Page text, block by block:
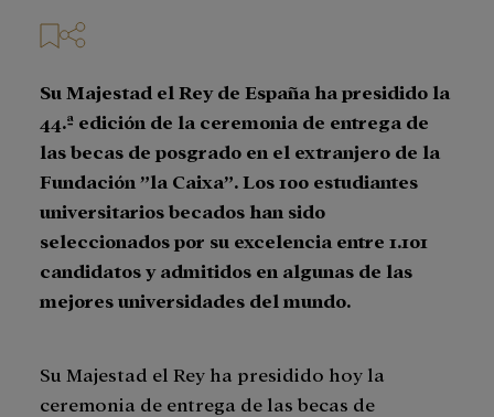
Su Majestad el Rey de España ha presidido la
44.ª edición de la ceremonia de entrega de
las becas de posgrado en el extranjero de la
Fundación ”la Caixa”. Los 100 estudiantes
universitarios becados han sido
seleccionados por su excelencia entre 1.101
candidatos y admitidos en algunas de las
mejores universidades del mundo.
Su Majestad el Rey ha presidido hoy la
ceremonia de entrega de las becas de